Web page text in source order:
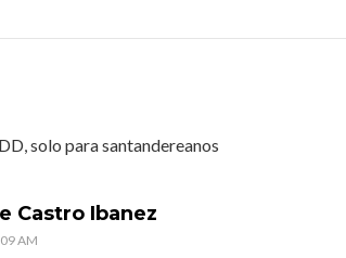
solo para santandereanos
Castro Ibanez
AM